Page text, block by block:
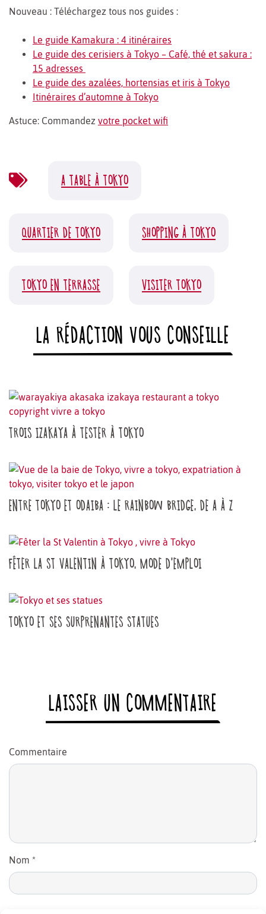
Nouveau : Téléchargez tous nos guides :
Le guide Kamakura : 4 itinéraires
Le guide des cerisiers à Tokyo – Café, thé et sakura :
15 adresses
Le guide des azalées, hortensias et iris à Tokyo
Itinéraires d’automne à Tokyo
Astuce: Commandez votre pocket wifi
A TABLE À TOKYO
QUARTIER DE TOKYO SHOPPING À TOKYO
TOKYO EN TERRASSE VISITER TOKYO
LA RÉDACTION VOUS CONSEILLE
TROIS IZAKAYA À TESTER À TOKYO
ENTRE TOKYO ET ODAIBA : LE RAINBOW BRIDGE, DE A À Z
FÊTER LA ST VALENTIN À TOKYO, MODE D'EMPLOI
TOKYO ET SES SURPRENANTES STATUES
LAISSER UN COMMENTAIRE
Commentaire
Nom *